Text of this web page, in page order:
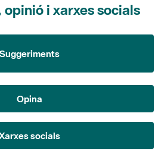
i xarxes socials
Suggeriments
Opina
socials